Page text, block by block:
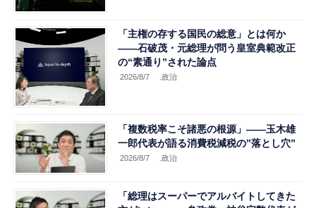
「主権の存する国民の総意」とは何か
――石破茂・元総理が問う皇室典範改正
の“素通り”された論点
2026/8/7 .政治
「複数税率こそ諸悪の根源」――玉木雄
一郎代表が語る消費税減税の”落とし穴”
2026/8/7 .政治
「総理はスーパーでアルバイトしてきた